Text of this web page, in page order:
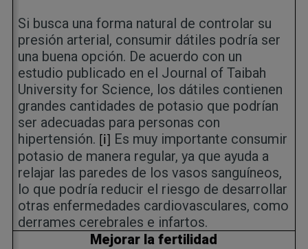
Si busca una forma natural de controlar su
presión arterial, consumir dátiles podría ser
una buena opción. De acuerdo con un
estudio publicado en el Journal of Taibah
University for Science, los dátiles contienen
grandes cantidades de potasio que podrían
ser adecuadas para personas con
hipertensión.
[i]
Es muy importante consumir
potasio de manera regular, ya que ayuda a
relajar las paredes de los vasos sanguíneos,
lo que podría reducir el riesgo de desarrollar
otras enfermedades cardiovasculares, como
derrames cerebrales e infartos.
Mejorar la fertilidad